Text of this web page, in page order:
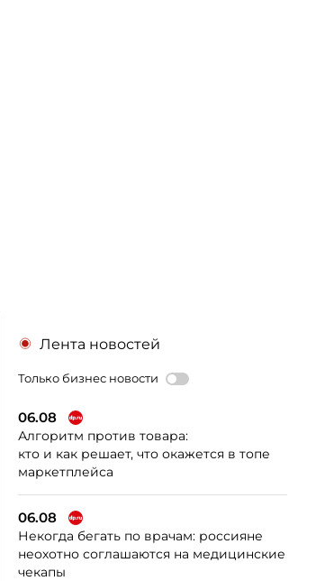
Лента новостей
Только бизнес новости
06.08
Алгоритм против товара:
кто и как решает, что окажется в топе
маркетплейса
06.08
Некогда бегать по врачам: россияне
неохотно соглашаются на медицинские
чекапы